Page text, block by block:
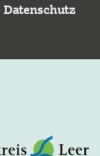
Datenschutz